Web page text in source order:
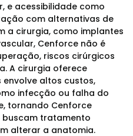
e acessibilidade como
com alternativas de
a cirurgia, como implantes
Cenforce não é
riscos cirúrgicos
A cirurgia oferece
envolve altos custos,
infecção ou falha do
tornando Cenforce
tratamento
alterar a anatomia.